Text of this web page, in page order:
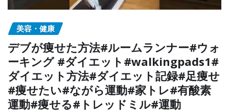
美容・健康
デブが痩せた方法#ルームランナー#ウォ
ーキング #ダイエット#walkingpads1#
ダイエット方法#ダイエット記録#足痩せ
#痩せたい#ながら運動#家トレ#有酸素
運動#痩せる#トレッドミル#運動